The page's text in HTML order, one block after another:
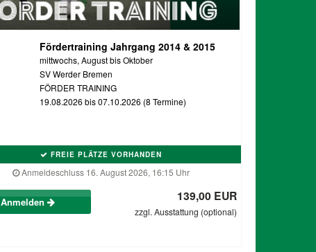
Fördertraining Jahrgang 2014 & 2015
mittwochs, August bis Oktober
SV Werder Bremen
FÖRDER TRAINING
19.08.2026 bis 07.10.2026 (8 Termine)
FREIE PLÄTZE VORHANDEN
Anmeldeschluss 16. August 2026, 16:15 Uhr
Anmelden 139,00 EUR
zzgl. Ausstattung (optional)